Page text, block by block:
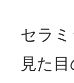
セラ
見た